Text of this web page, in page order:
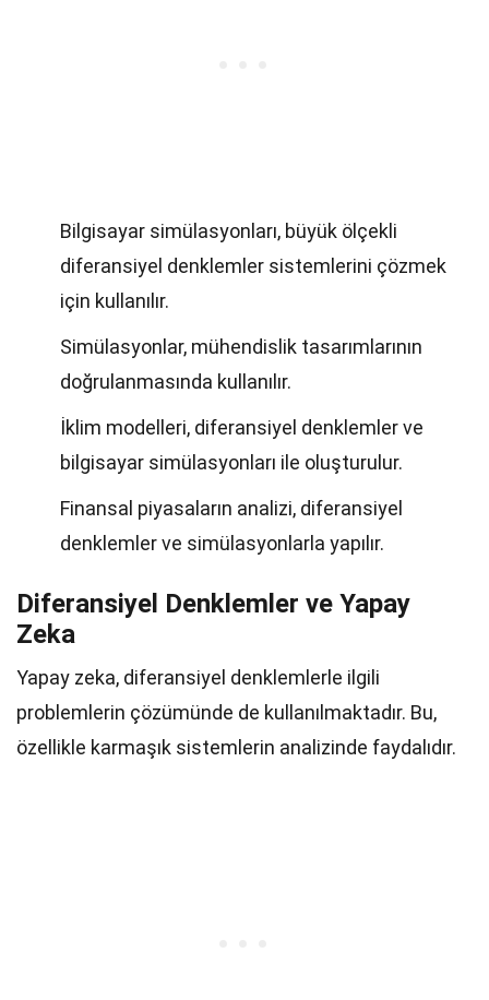
Bilgisayar simülasyonları, büyük ölçekli
diferansiyel denklemler sistemlerini çözmek
için kullanılır.
Simülasyonlar, mühendislik tasarımlarının
doğrulanmasında kullanılır.
İklim modelleri, diferansiyel denklemler ve
bilgisayar simülasyonları ile oluşturulur.
Finansal piyasaların analizi, diferansiyel
denklemler ve simülasyonlarla yapılır.
Diferansiyel Denklemler ve Yapay
Zeka
Yapay zeka, diferansiyel denklemlerle ilgili
problemlerin çözümünde de kullanılmaktadır. Bu,
özellikle karmaşık sistemlerin analizinde faydalıdır.